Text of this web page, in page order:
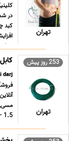
تهران
در
کبد
253 روز پیش
تهران
کابل
darj
سیم نمره 50 – 16